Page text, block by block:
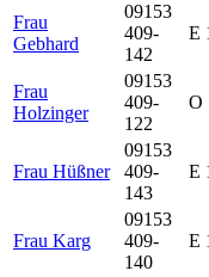
Frau
Gebhard
09153
409-
142
E
Frau
Holzinger
09153
409-
122
O
Frau Hüßner
09153
409-
143
E
Frau Karg
09153
409-
140
E